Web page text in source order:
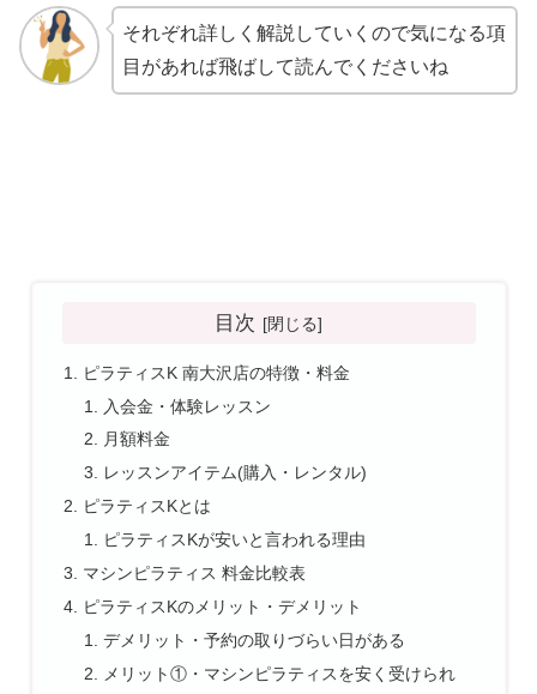
それぞれ詳しく解説していくので気になる項
目があれば飛ばして読んでくださいね
目次
ピラティスK 南大沢店の特徴・料金
入会金・体験レッスン
月額料金
レッスンアイテム(購入・レンタル)
ピラティスKとは
ピラティスKが安いと言われる理由
マシンピラティス 料金比較表
ピラティスKのメリット・デメリット
デメリット・予約の取りづらい日がある
メリット①・マシンピラティスを安く受けられ